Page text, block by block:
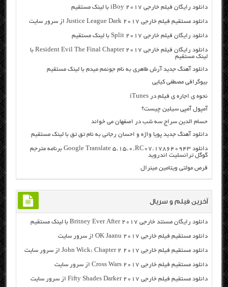
دانلود رایگان فیلم خارجی iBoy 2017 با لینک مستقیم
دانلود مستقیم فیلم خارجی Justice League Dark 2017 از سرور سایت
دانلود رایگان فیلم خارجی Split 2017 با لینک مستقیم
دانلود رایگان فیلم خارجی Resident Evil The Final Chapter 2017 با
لینک مستقیم
دانلود آهنگ جدید آرش طاهری به نام جونمم میدم با لینک مستقیم
بیوگرافی مصطفی کیایی
نحوه ی اجاره ی فیلم در iTunes
آمپول آمپی سیلین چیست؟
حسام الدین سراج سه شب در اصفهان می خواند
دانلود آهنگ جدید پویا واژه و احسان رجائی به نام تق تق با لینک مستقیم
دانلود Google Translate 5.15.0.RC07.178640943 برنامه مترجم
گوگل ترانسلیت اندروید
قرص مولتی ویتامین مینرال
آخرین فیلم و سریال
دانلود رایگان مسنتد خارجی Britney Ever After 2017 با لینک مستقیم
دانلود مستقیم فیلم خارجی OK Jaanu 2017 از سرور سایت
دانلود مستقیم فیلم خارجی John Wick: Chapter 2 2017 از سرور سایت
دانلود مستقیم فیلم خارجی Cross Wars 2017 از سرور سایت
دانلود مستقیم فیلم خارجی Fifty Shades Darker 2017 از سرور سایت